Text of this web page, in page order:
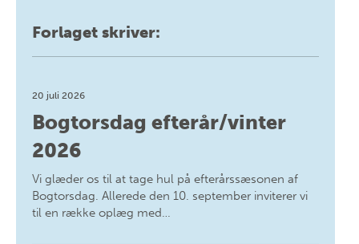
Forlaget skriver:
20 juli 2026
Bogtorsdag efterår/vinter
2026
Vi glæder os til at tage hul på efterårssæsonen af
Bogtorsdag. Allerede den 10. september inviterer vi
til en række oplæg med…